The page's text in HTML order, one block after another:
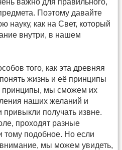
Поэтому давайте
науку, как на Свет, который
внутри, в нашем
того, как эта древняя
жизнь и её принципы
принципы, мы сможем их
наших желаний и
привыкли получать извне.
проходят разные
тому подобное. Но если
внимание, мы можем увидеть,